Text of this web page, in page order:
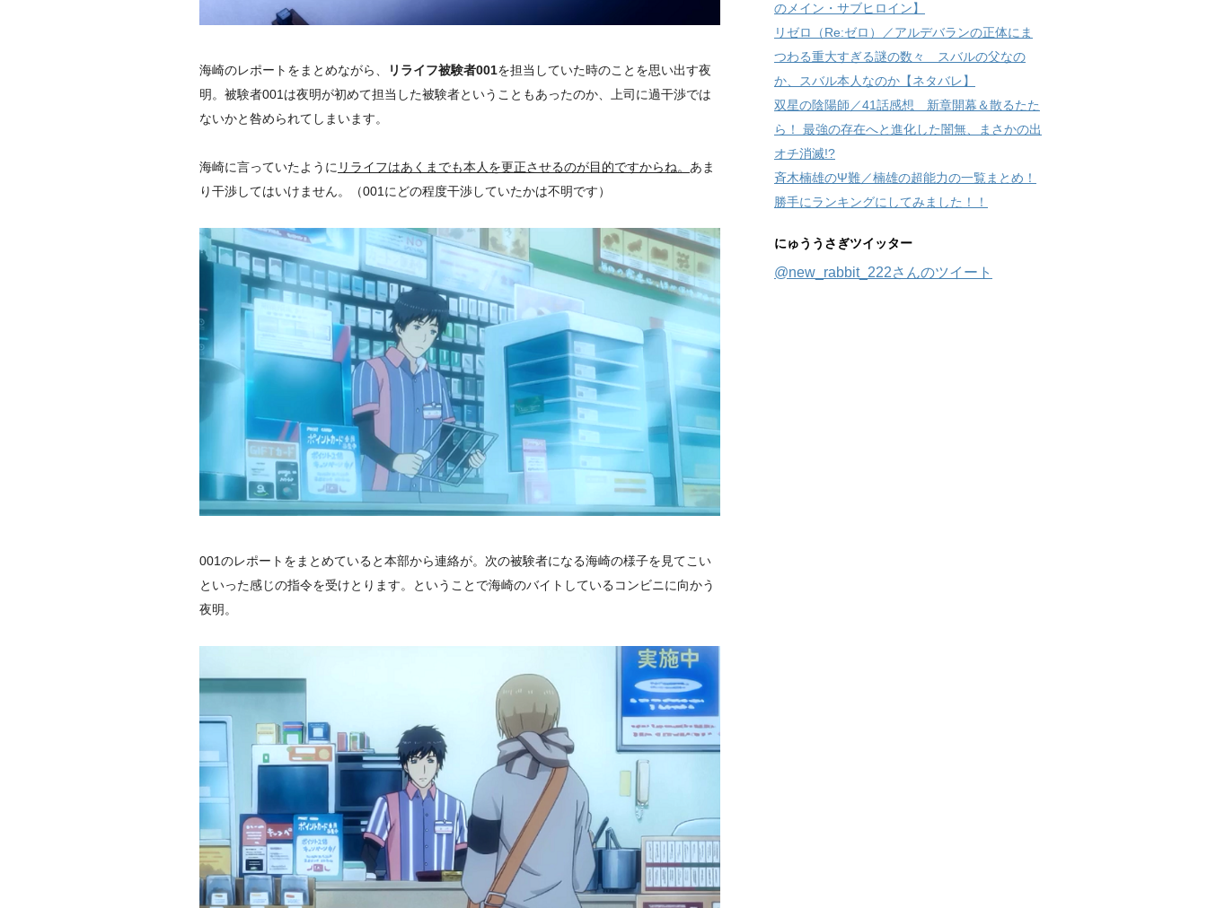
海崎のレポートをまとめながら、 リライフ被験者001を担当していた時のことを思い出す夜
明。被験者001は夜明が初めて担当した被験者ということもあったのか、上司に過干渉では
ないかと咎められてしまいます。
海崎に言っていたように リライフはあくまでも本人を更正させるのが目的ですからね。 あま
り干渉してはいけません。（001にどの程度干渉していたかは不明です）
001のレポートをまとめていると本部から連絡が。次の被験者になる海崎の様子を見てこい
といった感じの指令を受けとります。ということで海崎のバイトしているコンビニに向かう
夜明。
のメイン・サブヒロイン】
リゼロ（Re:ゼロ）／アルデバランの正体にま
つわる重大すぎる謎の数々 スバルの父なの
か、スバル本人なのか【ネタバレ】
双星の陰陽師／41話感想 新章開幕＆散るたた
ら！ 最強の存在へと進化した闇無、まさかの出
オチ消滅!?
斉木楠雄のΨ難／楠雄の超能力の一覧まとめ！
勝手にランキングにしてみました！！
にゅううさぎツイッター
@new_rabbit_222さんのツイート